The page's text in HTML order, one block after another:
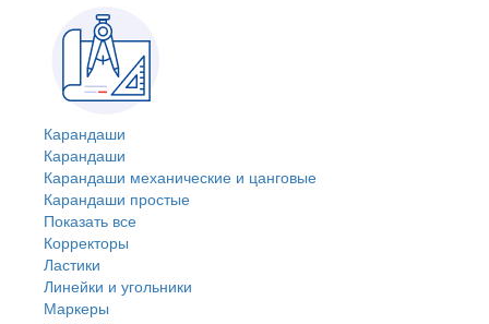
Карандаши
Карандаши
Карандаши механические и цанговые
Карандаши простые
Показать все
Корректоры
Ластики
Линейки и угольники
Маркеры